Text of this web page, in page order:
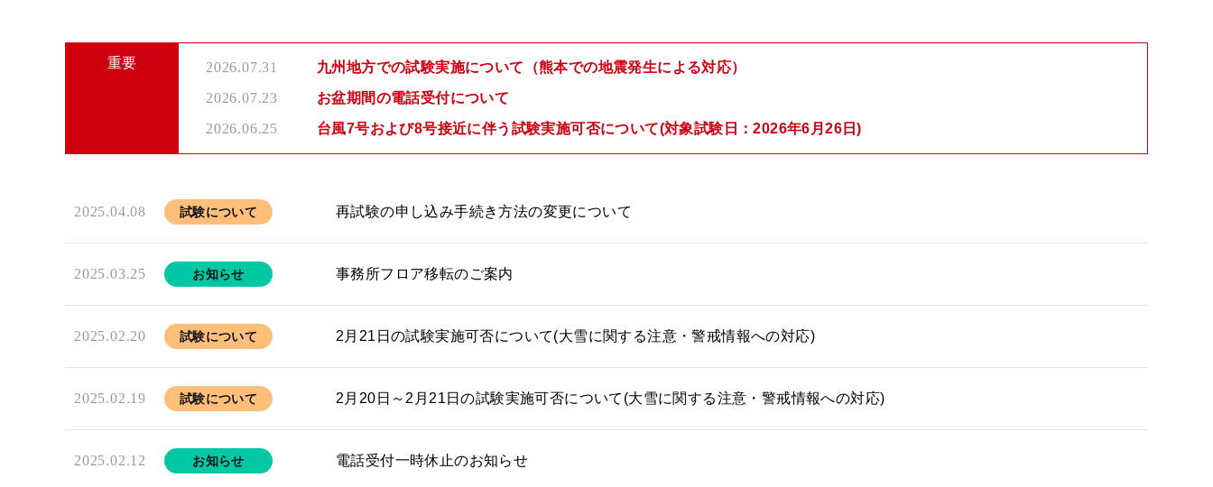
重要 2026.07.31
九州地方での試験実施について（熊本での地震発生による対応）
2026.07.23
お盆期間の電話受付について
2026.06.25
台風7号および8号接近に伴う試験実施可否について(対象試験日：2026年6月26日)
2025.04.08 試験について 再試験の申し込み手続き方法の変更について
2025.03.25 お知らせ 事務所フロア移転のご案内
2025.02.20 試験について 2月21日の試験実施可否について(大雪に関する注意・警戒情報への対応)
2025.02.19 試験について 2月20日～2月21日の試験実施可否について(大雪に関する注意・警戒情報への対応)
2025.02.12 お知らせ 電話受付一時休止のお知らせ